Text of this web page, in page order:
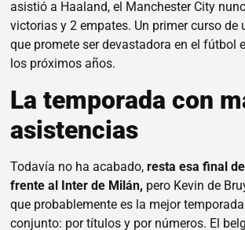
asistió a Haaland, el Manchester City
victorias y 2 empates. Un primer curso de
que promete ser devastadora en el fútbol
los próximos años.
La temporada con
asistencias
Todavía no ha acabado, resta esa final
frente al Inter de Milán, pero Kevin de
que probablemente es la mejor
conjunto: por títulos y por números. El